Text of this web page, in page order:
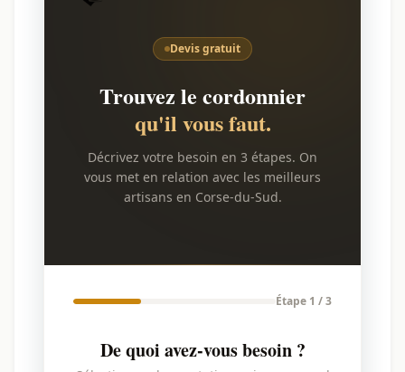
Devis gratuit
Trouvez le cordonnier
qu'il vous faut.
Décrivez votre besoin en 3 étapes. On
vous met en relation avec les meilleurs
artisans en Corse-du-Sud.
Étape 1 / 3
De quoi avez-vous besoin ?